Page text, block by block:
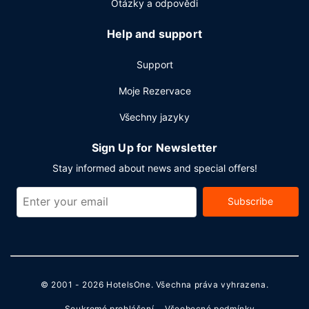
samostatné parkování zdarma.
Otázky a odpovědi
Help and support
Support
Moje Rezervace
Všechny jazyky
Sign Up for Newsletter
Stay informed about news and special offers!
Subscribe
© 2001 - 2026 HotelsOne. Všechna práva vyhrazena.